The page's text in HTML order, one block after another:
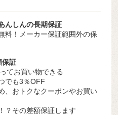
んしんの長期保証
料！メーカー保証範囲外の保
保証
てお買い物できる
でも3％OFF
、おトクなクーポンやお買い
？その差額保証します